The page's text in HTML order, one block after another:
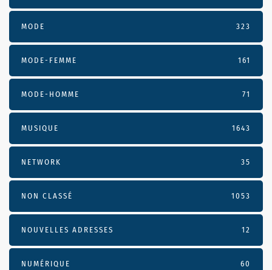
MODE 323
MODE-FEMME 161
MODE-HOMME 71
MUSIQUE 1643
NETWORK 35
NON CLASSÉ 1053
NOUVELLES ADRESSES 12
NUMÉRIQUE 60